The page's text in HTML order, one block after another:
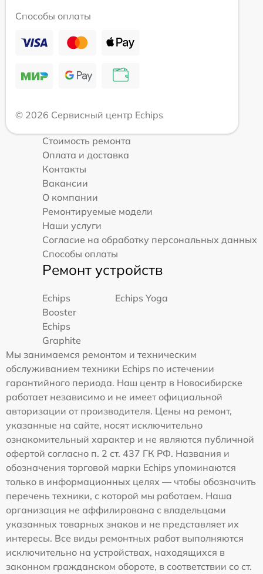
Способы оплаты
© 2026 Сервисный центр Echips
Стоимость ремонта
Оплата и доставка
Контакты
Вакансии
О компании
Ремонтируемые модели
Наши услуги
Согласие на обработку персональных данных
Способы оплаты
Ремонт устройств
Echips
Booster
Echips Yoga
Echips
Graphite
Мы занимаемся ремонтом и техническим
обслуживанием техники Echips по истечении
гарантийного периода. Наш центр в Новосибирске
работает независимо и не имеет официальной
авторизации от производителя. Цены на ремонт,
указанные на сайте, носят исключительно
ознакомительный характер и не являются публичной
офертой согласно п. 2 ст. 437 ГК РФ. Названия и
обозначения торговой марки Echips упоминаются
только в информационных целях — чтобы обозначить
перечень техники, с которой мы работаем. Наша
организация не аффилирована с владельцами
указанных товарных знаков и не представляет их
интересы. Все виды ремонтных работ выполняются
исключительно на устройствах, находящихся в
законном гражданском обороте, в соответствии со ст.